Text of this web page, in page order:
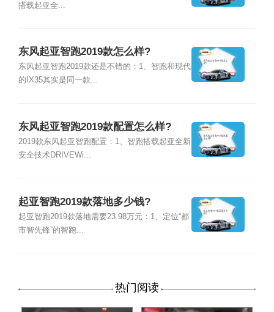
搭载起亚全...
东风起亚智跑2019款怎么样?
东风起亚智跑2019款还是不错的：1、智跑和现代
的IX35其实是同一款...
东风起亚智跑2019款配置怎么样?
2019款东风起亚智跑配置：1、智跑搭载起亚全新
安全技术DRIVEWi...
起亚智跑2019款落地多少钱?
起亚智跑2019款落地需要23.98万元：1、定位“都
市智先锋”的智跑...
热门阅读